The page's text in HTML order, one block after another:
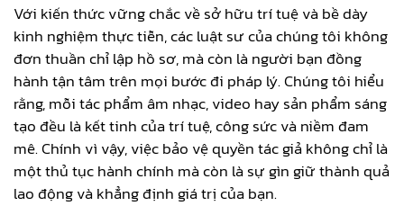
Với kiến thức vững chắc về sở hữu trí tuệ và bề dày
kinh nghiệm thực tiễn, các luật sư của chúng tôi không
đơn thuần chỉ lập hồ sơ, mà còn là người bạn đồng
hành tận tâm trên mọi bước đi pháp lý. Chúng tôi hiểu
rằng, mỗi tác phẩm âm nhạc, video hay sản phẩm sáng
tạo đều là kết tinh của trí tuệ, công sức và niềm đam
mê. Chính vì vậy, việc bảo vệ quyền tác giả không chỉ là
một thủ tục hành chính mà còn là sự gìn giữ thành quả
lao động và khẳng định giá trị của bạn.